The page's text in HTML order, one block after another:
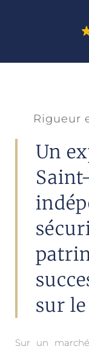
Rigueur
Un
sur
Sur un